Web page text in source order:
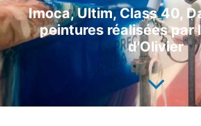
Imoca, Ultim, Class 40,
peintures réalisées par
d'Olivier